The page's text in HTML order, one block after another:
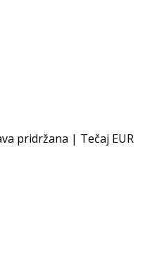
pridržana | Tečaj EUR